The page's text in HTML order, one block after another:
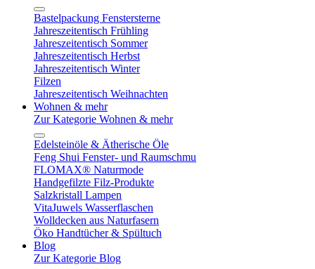
Bastelpackung Fenstersterne
Jahreszeitentisch Frühling
Jahreszeitentisch Sommer
Jahreszeitentisch Herbst
Jahreszeitentisch Winter
Filzen
Jahreszeitentisch Weihnachten
Wohnen & mehr
Zur Kategorie Wohnen & mehr
Edelsteinöle & Ätherische Öle
Feng Shui Fenster- und Raumschmu
FLOMAX® Naturmode
Handgefilzte Filz-Produkte
Salzkristall Lampen
VitaJuwels Wasserflaschen
Wolldecken aus Naturfasern
Öko Handtücher & Spültuch
Blog
Zur Kategorie Blog